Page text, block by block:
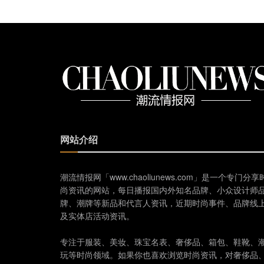
网站介绍
潮流情报网「www.chaoliunews.com」是一个专门分享
尚资讯的网站，每日播报国内外知名品牌、小众设计师
牌、潮牌等新品和代言人资讯，近期时尚事件、品牌线
及实体店活动资讯。
专注于服装、美妆、珠宝名表、奢侈品、箱包、鞋靴、
玩等时尚领域。如果你也喜欢浏览时尚资讯，对奢侈品